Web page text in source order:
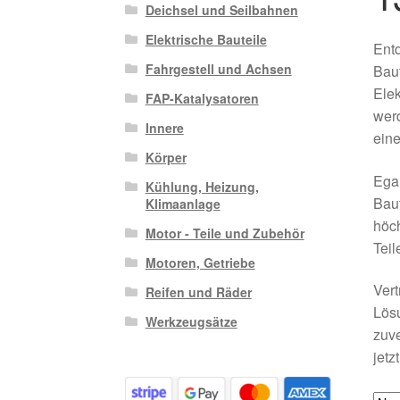
Deichsel und Seilbahnen
Elektrische Bauteile
Fahrgestell und Achsen
FAP-Katalysatoren
Innere
Körper
Kühlung, Heizung,
Klimaanlage
Motor - Teile und Zubehör
Motoren, Getriebe
Reifen und Räder
Werkzeugsätze